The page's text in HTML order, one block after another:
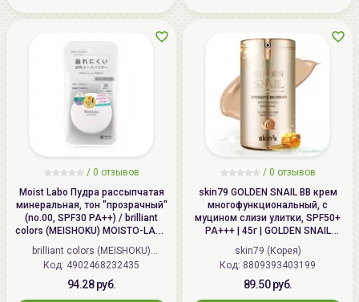
/ 0 отзывов
Moist Labo Пудра рассыпчатая
минеральная, тон "прозрачный"
(no.00, SPF30 PA++) / brilliant
colors (MEISHOKU) MOISTO-LABO
BB MINERAL FOUNDATION
brilliant colors (MEISHOKU)
(Япония)
Код: 4902468232435
94.28 руб.
/ 0 отзывов
skin79 GOLDEN SNAIL ВВ крем
многофункциональный, с
муцином слизи улитки, SPF50+
PA+++ | 45г | GOLDEN SNAIL
Intensive BB Cream, SPF50+
PA+++
skin79 (Корея)
Код: 8809393403199
89.50 руб.